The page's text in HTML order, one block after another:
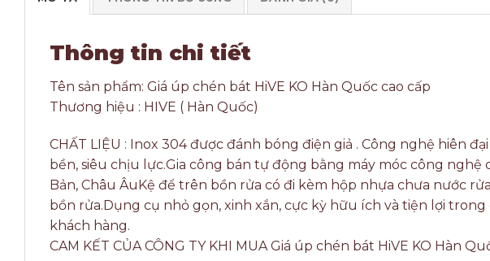
Thông tin chi tiết
Tên sản phẩm: Giá úp chén bát HiVE KO Hàn Quốc cao cấp
Thương hiệu : HIVE ( Hàn Quốc)
CHẤT LIỆU : Inox 304 được đánh bóng điện giả . Công nghệ hiên
bền, siêu chịu lực.Gia công bán tự động bằng máy móc công
Bản, Châu ÂuKệ để trên bồn rửa có đi kèm hộp nhựa chưa nước
bồn rửa.Dụng cụ nhỏ gọn, xinh xắn, cực kỳ hữu ích và tiện lợi
khách hàng.
CAM KẾT CỦA CÔNG TY KHI MUA Giá úp chén bát HiVE KO Hàn